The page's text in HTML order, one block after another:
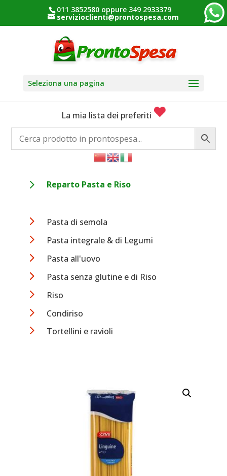
011 3852580 oppure 349 2933379
servizioclienti@prontospesa.com
Seleziona una pagina
La mia lista dei preferiti
5 Reparto Pasta e Riso
5 Pasta di semola
5 Pasta integrale & di Legumi
5 Pasta all'uovo
5 Pasta senza glutine e di Riso
5 Riso
5 Condiriso
5 Tortellini e ravioli